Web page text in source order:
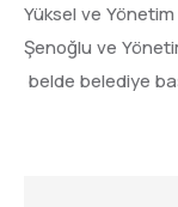
Yüksel ve Yönetim
Şenoğlu ve
belde belediye